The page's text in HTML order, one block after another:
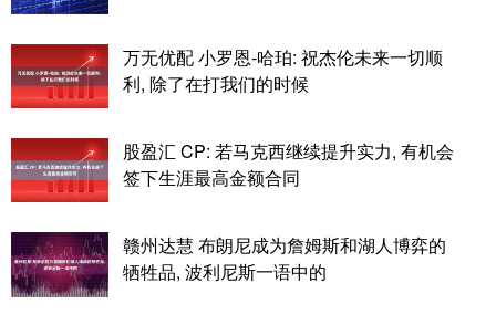
万无优配 小罗恩-哈珀: 祝杰伦未来一切顺
利, 除了在打我们的时候
股盈汇 CP: 若马克西继续提升实力, 有机会
签下生涯最高金额合同
赣州达慧 布朗尼成为詹姆斯和湖人博弈的
牺牲品, 波利尼斯一语中的